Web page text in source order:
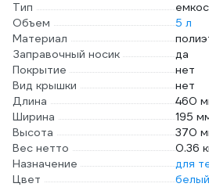
Тип
Объем
5 л
Материал
Заправочный носик
да
Покрытие
нет
Вид крышки
нет
Длина
460
Ширина
195
Высота
370
Вес нетто
0.36
Назначение
для
Цвет
белый